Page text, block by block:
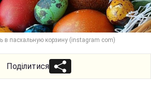
в пасхальную корзину (instagram com)
Поділитися